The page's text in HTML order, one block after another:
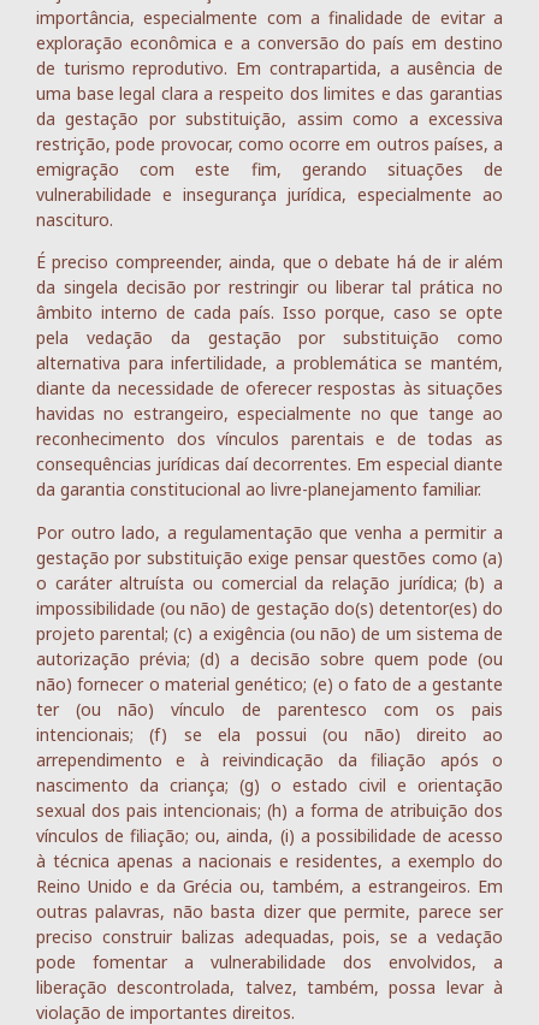
importância, especialmente com a finalidade de evitar a
exploração econômica e a conversão do país em destino
de turismo reprodutivo. Em contrapartida, a ausência de
uma base legal clara a respeito dos limites e das garantias
da gestação por substituição, assim como a excessiva
restrição, pode provocar, como ocorre em outros países, a
emigração com este fim, gerando situações de
vulnerabilidade e insegurança jurídica, especialmente ao
nascituro.
É preciso compreender, ainda, que o debate há de ir além
da singela decisão por restringir ou liberar tal prática no
âmbito interno de cada país. Isso porque, caso se opte
pela vedação da gestação por substituição como
alternativa para infertilidade, a problemática se mantém,
diante da necessidade de oferecer respostas às situações
havidas no estrangeiro, especialmente no que tange ao
reconhecimento dos vínculos parentais e de todas as
consequências jurídicas daí decorrentes. Em especial diante
da garantia constitucional ao livre-planejamento familiar.
Por outro lado, a regulamentação que venha a permitir a
gestação por substituição exige pensar questões como (a)
o caráter altruísta ou comercial da relação jurídica; (b) a
impossibilidade (ou não) de gestação do(s) detentor(es) do
projeto parental; (c) a exigência (ou não) de um sistema de
autorização prévia; (d) a decisão sobre quem pode (ou
não) fornecer o material genético; (e) o fato de a gestante
ter (ou não) vínculo de parentesco com os pais
intencionais; (f) se ela possui (ou não) direito ao
arrependimento e à reivindicação da filiação após o
nascimento da criança; (g) o estado civil e orientação
sexual dos pais intencionais; (h) a forma de atribuição dos
vínculos de filiação; ou, ainda, (i) a possibilidade de acesso
à técnica apenas a nacionais e residentes, a exemplo do
Reino Unido e da Grécia ou, também, a estrangeiros. Em
outras palavras, não basta dizer que permite, parece ser
preciso construir balizas adequadas, pois, se a vedação
pode fomentar a vulnerabilidade dos envolvidos, a
liberação descontrolada, talvez, também, possa levar à
violação de importantes direitos.